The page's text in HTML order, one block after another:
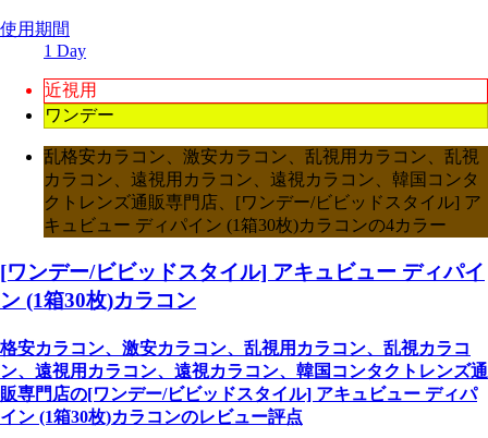
使用期間
1 Day
近視用
ワンデー
乱格安カラコン、激安カラコン、乱視用カラコン、乱視
カラコン、遠視用カラコン、遠視カラコン、韓国コンタ
クトレンズ通販専門店、[ワンデー/ビビッドスタイル] ア
キュビュー ディパイン (1箱30枚)カラコンの4カラー
[ワンデー/ビビッドスタイル] アキュビュー ディパイ
ン (1箱30枚)カラコン
格安カラコン、激安カラコン、乱視用カラコン、乱視カラコ
ン、遠視用カラコン、遠視カラコン、韓国コンタクトレンズ通
販専門店の[ワンデー/ビビッドスタイル] アキュビュー ディパ
イン (1箱30枚)カラコンのレビュー評点